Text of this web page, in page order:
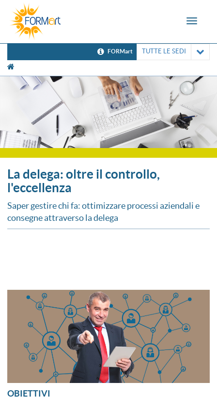
Toggle
FORMart TUTTE LE SEDI
La delega: oltre il controllo,
l'eccellenza
Saper gestire chi fa: ottimizzare processi aziendali e
consegne attraverso la delega
OBIETTIVI